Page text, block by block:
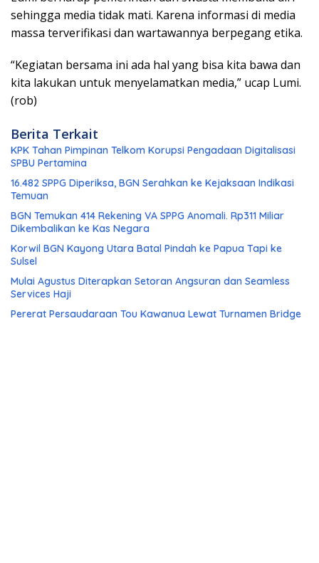
sehingga media tidak mati. Karena informasi di media
massa terverifikasi dan wartawannya berpegang etika.
“Kegiatan bersama ini ada hal yang bisa kita bawa dan
kita lakukan untuk menyelamatkan media,” ucap Lumi.
(rob)
Berita Terkait
KPK Tahan Pimpinan Telkom Korupsi Pengadaan Digitalisasi
SPBU Pertamina
16.482 SPPG Diperiksa, BGN Serahkan ke Kejaksaan Indikasi
Temuan
BGN Temukan 414 Rekening VA SPPG Anomali. Rp311 Miliar
Dikembalikan ke Kas Negara
Korwil BGN Kayong Utara Batal Pindah ke Papua Tapi ke
Sulsel
Mulai Agustus Diterapkan Setoran Angsuran dan Seamless
Services Haji
Pererat Persaudaraan Tou Kawanua Lewat Turnamen Bridge